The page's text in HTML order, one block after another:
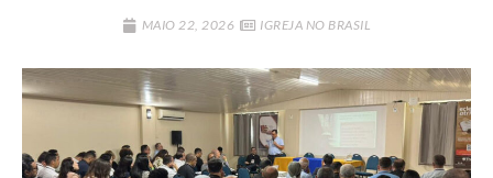
MAIO 22, 2026 IGREJA NO BRASIL